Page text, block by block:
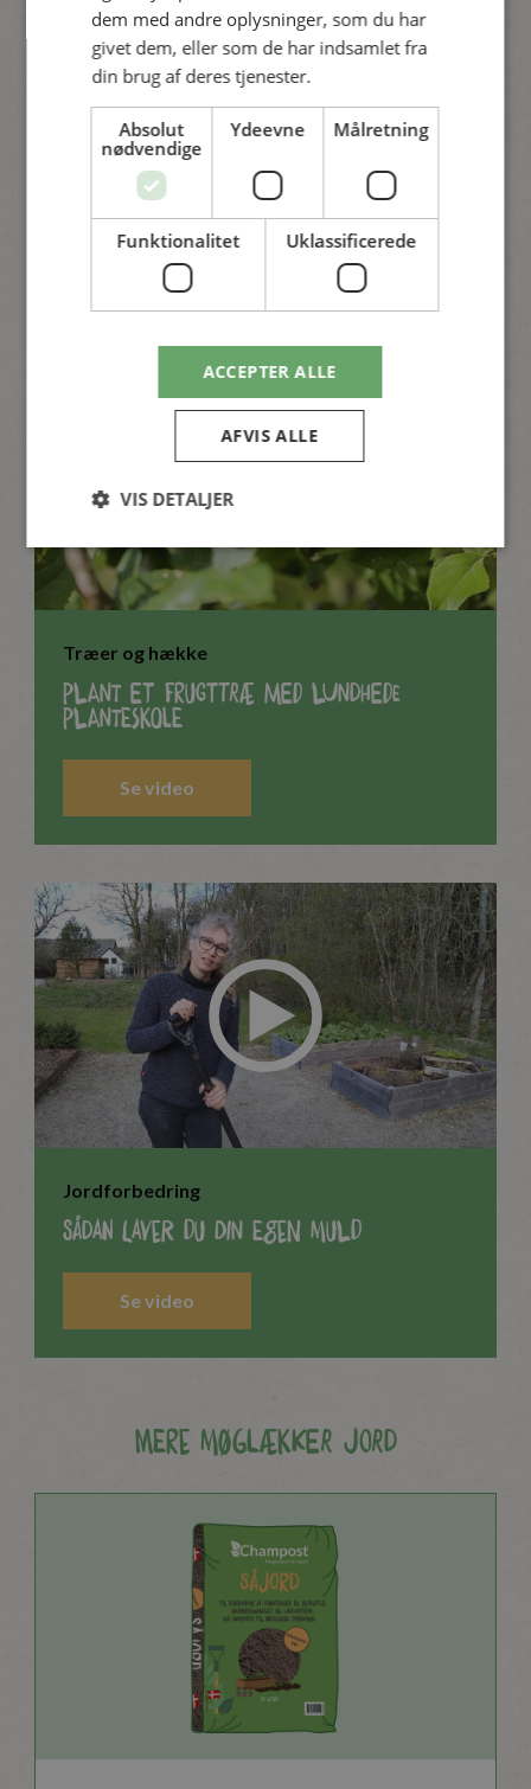
Køkkenhaven
Blomster i køkkenhaven med Janne
Se video
Træer og hække
Plant et frugttræ med Lundhede
Planteskole
Se video
Jordforbedring
Sådan laver du din egen muld
Se video
Mere møglækker jord
dem med andre oplysninger, som du har
givet dem, eller som de har indsamlet fra
din brug af deres tjenester.
Absolut
nødvendige
Ydeevne Målretning
Funktionalitet Uklassificerede
ACCEPTER ALLE
AFVIS ALLE
VIS DETALJER